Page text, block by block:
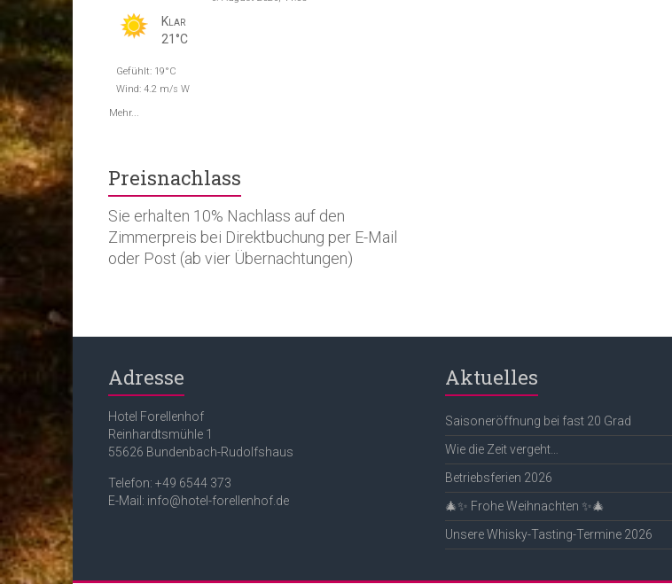
Klar
21°C
Gefühlt: 19°C
Wind: 4.2 m/s W
Mehr...
Preisnachlass
Sie erhalten 10% Nachlass auf den
Zimmerpreis bei Direktbuchung per E-Mail
oder Post (ab vier Übernachtungen)
Adresse
Hotel Forellenhof
Reinhardtsmühle 1
55626 Bundenbach-Rudolfshaus
Telefon: +49 6544 373
E-Mail: info@hotel-forellenhof.de
Aktuelles
Saisoneröffnung bei fast 20 Grad
Wie die Zeit vergeht…
Betriebsferien 2026
🎄✨ Frohe Weihnachten ✨🎄
Unsere Whisky-Tasting-Termine 2026